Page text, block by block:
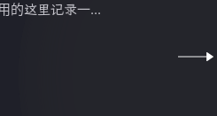
的这里记录一...